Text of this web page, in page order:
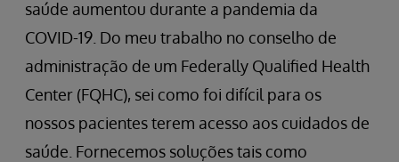
saúde aumentou durante a pandemia da
COVID-19. Do meu trabalho no conselho de
administração de um Federally Qualified Health
Center (FQHC), sei como foi difícil para os
nossos pacientes terem acesso aos cuidados de
saúde. Fornecemos soluções tais como